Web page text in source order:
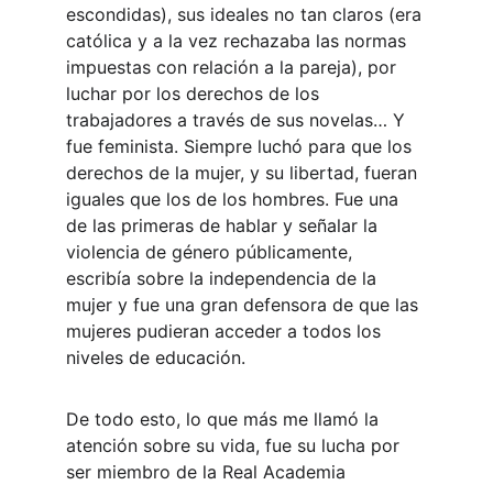
escondidas), sus ideales no tan claros (era
católica y a la vez rechazaba las normas
impuestas con relación a la pareja), por
luchar por los derechos de los
trabajadores a través de sus novelas… Y
fue feminista. Siempre luchó para que los
derechos de la mujer, y su libertad, fueran
iguales que los de los hombres. Fue una
de las primeras de hablar y señalar la
violencia de género públicamente,
escribía sobre la independencia de la
mujer y fue una gran defensora de que las
mujeres pudieran acceder a todos los
niveles de educación.
De todo esto, lo que más me llamó la
atención sobre su vida, fue su lucha por
ser miembro de la Real Academia